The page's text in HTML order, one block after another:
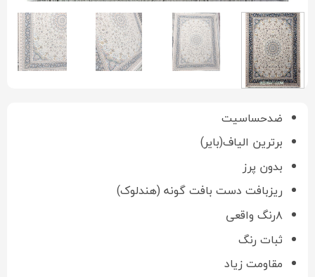
ضدحساسیت
برترین الیاف(بایر)
بدون پرز
ریزبافت دست بافت گونه (هندلوک)
۸رنگ واقعی
ثبات رنگ
مقاومت زیاد